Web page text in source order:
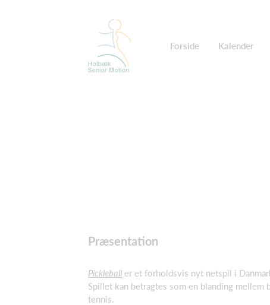
Forside Kalender
Præsentation
Pickleball er et forholdsvis nyt netspil i
Spillet kan betragtes som en blanding mellem
tennis.